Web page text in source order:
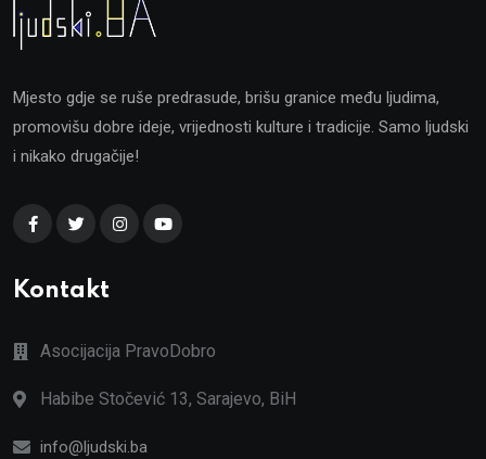
Mjesto gdje se ruše predrasude, brišu granice među ljudima,
promovišu dobre ideje, vrijednosti kulture i tradicije. Samo ljudski
i nikako drugačije!
Kontakt
Asocijacija PravoDobro
Habibe Stočević 13, Sarajevo, BiH
info@ljudski.ba